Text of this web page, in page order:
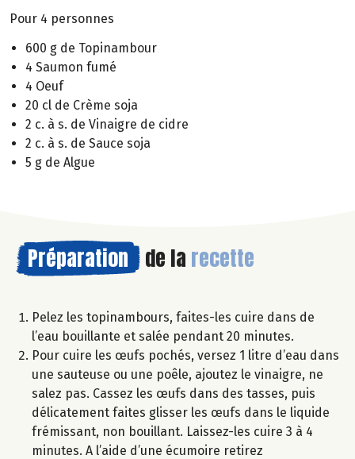
Pour 4 personnes
600 g de Topinambour
4 Saumon fumé
4 Oeuf
20 cl de Crème soja
2 c. à s. de Vinaigre de cidre
2 c. à s. de Sauce soja
5 g de Algue
Préparation de la recette
Pelez les topinambours, faites-les cuire dans de
l’eau bouillante et salée pendant 20 minutes.
Pour cuire les œufs pochés, versez 1 litre d’eau dans
une sauteuse ou une poêle, ajoutez le vinaigre, ne
salez pas. Cassez les œufs dans des tasses, puis
délicatement faites glisser les œufs dans le liquide
frémissant, non bouillant. Laissez-les cuire 3 à 4
minutes. A l’aide d’une écumoire retirez